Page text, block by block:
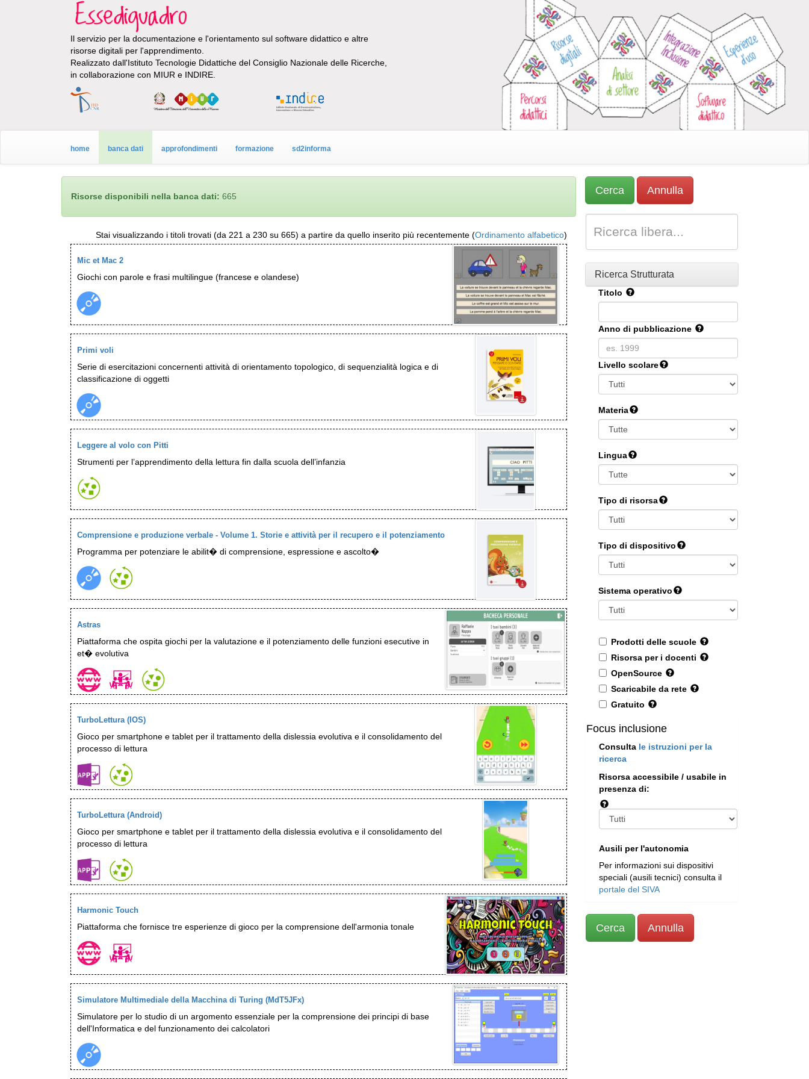
Il servizio per la documentazione e l'orientamento sul software didattico e altre
risorse digitali per l'apprendimento.
Realizzato dall'Istituto Tecnologie Didattiche del Consiglio Nazionale delle Ricerche,
in collaborazione con MIUR e INDIRE.
home banca dati approfondimenti formazione sd2informa
Ricerca Strutturata
Titolo
Anno di pubblicazione
Livello scolare
Materia
Lingua
Tipo di risorsa
Tipo di dispositivo
Sistema operativo
Prodotti delle scuole
Risorsa per i docenti
OpenSource
Scaricabile da rete
Gratuito
Focus inclusione
Consulta le istruzioni per la
ricerca
Risorsa accessibile / usabile in
presenza di:
Ausili per l'autonomia
Per informazioni sui dispositivi
speciali (ausili tecnici) consulta il
portale del SIVA
Risorse disponibili nella banca dati: 665
Stai visualizzando i titoli trovati (da 221 a 230 su 665) a partire da quello inserito più recentemente (Ordinamento alfabetico)
Mic et Mac 2
Giochi con parole e frasi multilingue (francese e olandese)
Primi voli
Serie di esercitazioni concernenti attività di orientamento topologico, di sequenzialità logica e di
classificazione di oggetti
Leggere al volo con Pitti
Strumenti per l’apprendimento della lettura fin dalla scuola dell’infanzia
Comprensione e produzione verbale - Volume 1. Storie e attività per il recupero e il potenziamento
Programma per potenziare le abilit� di comprensione, espressione e ascolto�
Astras
Piattaforma che ospita giochi per la valutazione e il potenziamento delle funzioni esecutive in
et� evolutiva
TurboLettura (IOS)
Gioco per smartphone e tablet per il trattamento della dislessia evolutiva e il consolidamento del
processo di lettura
TurboLettura (Android)
Gioco per smartphone e tablet per il trattamento della dislessia evolutiva e il consolidamento del
processo di lettura
Harmonic Touch
Piattaforma che fornisce tre esperienze di gioco per la comprensione dell'armonia tonale
Simulatore Multimediale della Macchina di Turing (MdT5JFx)
Simulatore per lo studio di un argomento essenziale per la comprensione dei principi di base
dell'Informatica e del funzionamento dei calcolatori